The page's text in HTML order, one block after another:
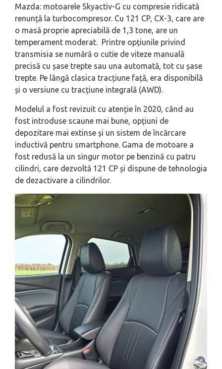
Mazda: motoarele Skyactiv-G cu compresie ridicată
renunță la turbocompresor. Cu 121 CP, CX-3, care are
o masă proprie apreciabilă de 1,3 tone, are un
temperament moderat. Printre opțiunile privind
transmisia se numără o cutie de viteze manuală
precisă cu șase trepte sau una automată, tot cu șase
trepte. Pe lângă clasica tracțiune față, era disponibilă
și o versiune cu tracțiune integrală (AWD).
Modelul a fost revizuit cu atenție în 2020, când au
fost introduse scaune mai bune, opțiuni de
depozitare mai extinse și un sistem de încărcare
inductivă pentru smartphone. Gama de motoare a
fost redusă la un singur motor pe benzină cu patru
cilindri, care dezvoltă 121 CP și dispune de tehnologia
de dezactivare a cilindrilor.